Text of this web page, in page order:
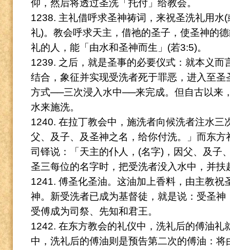
仰，然后将透过圣洗「托付」给教会。
1238. 主礼借呼求圣神祷词，来祝圣洗礼用水
礼)。教会呼求天主，借祂的圣子，使圣神的
礼的人，能「由水和圣神而生」(若3:5)。
1239. 之后，就是圣事的必要仪式：就本义而
结合，象征并实现受洗者死于罪恶，进入至圣
方式──三次浸入水中──来完成。但自古以来
水来施洗。
1240. 在拉丁教会中，施洗者向候洗者注水三
父、及子、及圣神之名，给你付洗。」而东方
司铎说：「天主的仆人，(名字)，因父、及子
圣三每位的名字时，把受洗者没入 水中，并扶
1241. 傅圣化圣油。这油加上香料，由主教祝
神。 新受洗者已成为基督徒，就是说：受圣
受傅成为司祭、先知和君王。
1242. 在东方教会的礼仪中，洗礼后的傅油礼
中，洗礼后的傅油则是预告第二次的傅油：